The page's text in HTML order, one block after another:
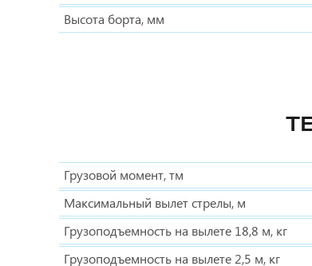
Высота борта, мм
Грузовой момент, тм
Максимальный вылет стрелы, м
Грузоподъемность на вылете 18,8 м, кг
Грузоподъемность на вылете 2,5 м, кг